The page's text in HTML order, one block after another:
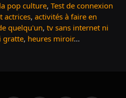
pop culture, Test de connexion
actrices, activités à faire en
quelqu'un, tv sans internet ni
gratte, heures miroir...